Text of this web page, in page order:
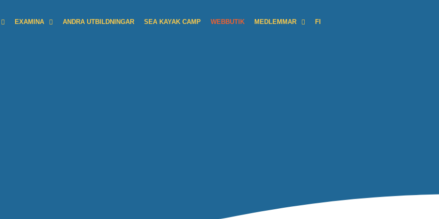
EXAMINA ANDRA UTBILDNINGAR SEA KAYAK CAMP WEBBUTIK MEDLEMMAR FI